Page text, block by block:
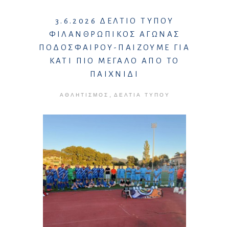
3.6.2026 ΔΕΛΤΙΟ ΤΥΠΟΥ
ΦΙΛΑΝΘΡΩΠΙΚΟΣ ΑΓΩΝΑΣ
ΠΟΔΟΣΦΑΙΡΟΥ-ΠΑΙΖΟΥΜΕ ΓΙΑ
ΚΑΤΙ ΠΙΟ ΜΕΓΑΛΟ ΑΠΟ ΤΟ
ΠΑΙΧΝΙΔΙ
ΑΘΛΗΤΙΣΜΌΣ ΔΕΛΤΊΑ ΤΎΠΟΥ